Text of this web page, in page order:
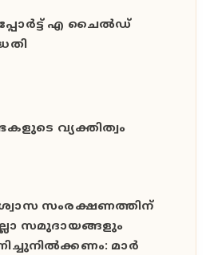
എ ചൈല്‍ഡ്
വ്യക്തിത്വം
സംരക്ഷണത്തിന്
സമുദായങ്ങളും
മാര്‍